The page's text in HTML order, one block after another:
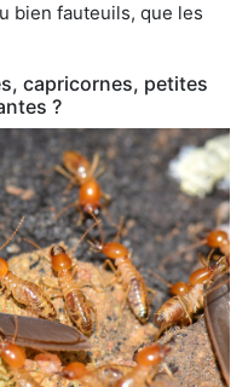
bien fauteuils, que les
capricornes, petites
?